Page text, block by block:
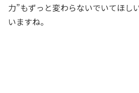
力”もずっと変わらないでいてほし
いますね。